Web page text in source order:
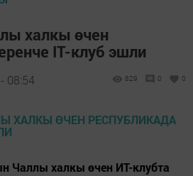
халкы өчен
IT-клуб эшли
08:54 829 0 0
Чаллы халкы өчен ИТ-клубта